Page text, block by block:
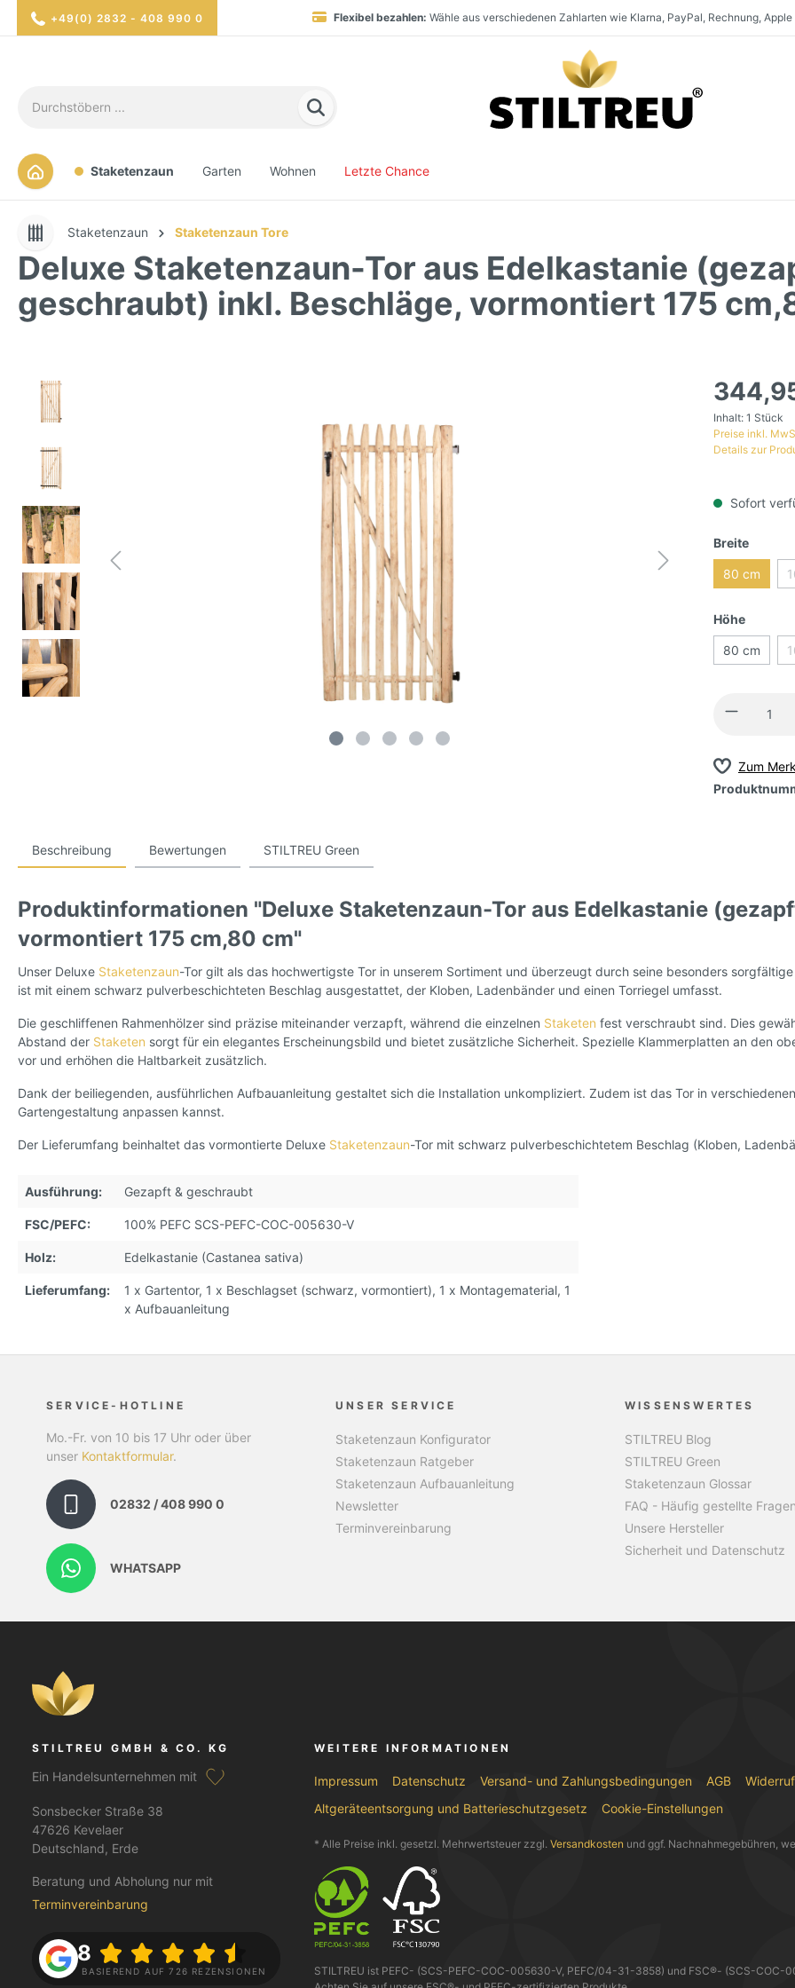
+49(0) 2832 - 408 990 0 Flexibel bezahlen: Wähle aus verschiedenen Zahlarten wie Klarna, PayPal, Rechnung,
Paket- und Speditionsversand innerhalb
Staketenzaun Vollsortiment und stets hohe Warenverfügbarkeit. Größter
SSL-verschlüsselt und DSGVO-konform online einkaufen. Serverstandort
Staketenzaun Garten Wohnen Letzte Chance
Staketenzaun Staketenzaun Tore
Deluxe Staketenzaun-Tor aus Edelkastanie
geschraubt) inkl. Beschläge, vormontiert 175
Inhalt: 1 Stück
Preise inkl.
Details zur
Sofort
Breite
80 cm
Höhe
80 cm
Zum
Beschreibung Bewertungen STILTREU Green
Produktinformationen "Deluxe Staketenzaun-Tor aus Edelkastanie
vormontiert 175 cm,80 cm"
Unser Deluxe Staketenzaun-Tor gilt als das hochwertigste Tor in unserem Sortiment und überzeugt durch seine besonders
ist mit einem schwarz pulverbeschichteten Beschlag ausgestattet, der Kloben, Ladenbänder und einen Torriegel umfasst.
Die geschliffenen Rahmenhölzer sind präzise miteinander verzapft, während die einzelnen Staketen fest verschraubt sind. Dies
Abstand der Staketen sorgt für ein elegantes Erscheinungsbild und bietet zusätzliche Sicherheit. Spezielle Klammerplatten an den
vor und erhöhen die Haltbarkeit zusätzlich.
Dank der beiliegenden, ausführlichen Aufbauanleitung gestaltet sich die Installation unkompliziert. Zudem ist das Tor in
Gartengestaltung anpassen kannst.
Der Lieferumfang beinhaltet das vormontierte Deluxe Staketenzaun-Tor mit schwarz pulverbeschichtetem Beschlag (Kloben,
Ausführung: Gezapft & geschraubt
FSC/PEFC: 100% PEFC SCS-PEFC-COC-005630-V
Holz: Edelkastanie (Castanea sativa)
Lieferumfang:
1 x Gartentor, 1 x Beschlagset (schwarz, vormontiert), 1 x Montagematerial, 1
x Aufbauanleitung
SERVICE-HOTLINE
Mo.-Fr. von 10 bis 17 Uhr oder über
unser Kontaktformular.
02832 / 408 990 0
WHATSAPP
UNSER SERVICE
Staketenzaun Konfigurator
Staketenzaun Ratgeber
Staketenzaun Aufbauanleitung
Newsletter
Terminvereinbarung
WISSENSWERTES
STILTREU Blog
STILTREU Green
Staketenzaun Glossar
FAQ - Häufig gestellte Fragen
Unsere Hersteller
Sicherheit und Datenschutz
STILTREU GMBH & CO. KG
Ein Handelsunternehmen mit
Sonsbecker Straße 38
47626 Kevelaer
Deutschland, Erde
Beratung und Abholung nur mit
Terminvereinbarung
4.8
BASIEREND AUF 726 REZENSIONEN
WEITERE INFORMATIONEN
Impressum Datenschutz Versand- und Zahlungsbedingungen AGB
Altgeräteentsorgung und Batterieschutzgesetz
Cookie-Einstellungen
* Alle Preise inkl. gesetzl. Mehrwertsteuer zzgl. Versandkosten und ggf. Nachnahmegebühren,
STILTREU ist PEFC- (SCS-PEFC-COC-005630-V, PEFC/04-31-3858) und FSC®- (SCS-